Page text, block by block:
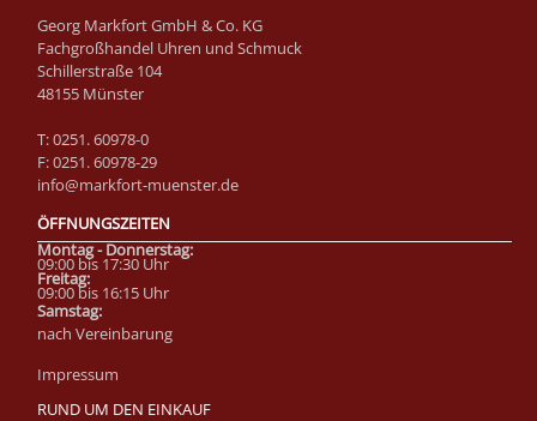
Georg Markfort GmbH & Co. KG
Fachgroßhandel Uhren und Schmuck
Schillerstraße 104
48155 Münster
T: 0251. 60978-0
F: 0251. 60978-29
info@markfort-muenster.de
ÖFFNUNGSZEITEN
Montag - Donnerstag:
09:00 bis 17:30 Uhr
Freitag:
09:00 bis 16:15 Uhr
Samstag:
nach Vereinbarung
Impressum
RUND UM DEN EINKAUF